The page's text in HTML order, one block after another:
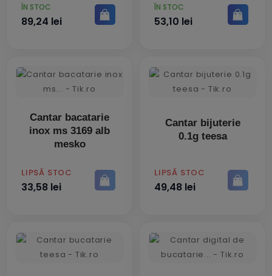
PRET
ÎN STOC
89,24 lei
PRET
ÎN STOC
53,10 lei
Cantar bacatarie
inox ms 3169 alb
mesko
PRET
LIPSĂ STOC
33,58 lei
Cantar bijuterie
0.1g teesa
PRET
LIPSĂ STOC
49,48 lei